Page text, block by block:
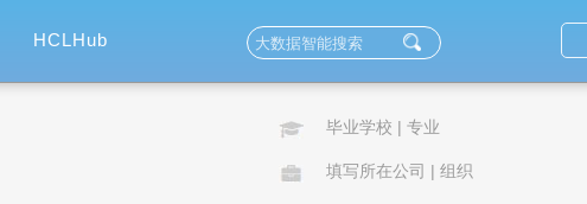
HCLHub
毕业学校 | 专业
填写所在公司 | 组织